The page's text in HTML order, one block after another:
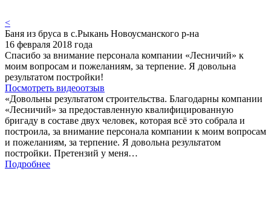
<
Баня из бруса в с.Рыкань Новоусманского р-на
16 февраля 2018 года
Спасибо за внимание персонала компании «Лесничий» к
моим вопросам и пожеланиям, за терпение. Я довольна
результатом постройки!
Посмотреть видеоотзыв
«Довольны результатом строительства. Благодарны компании
«Лесничий» за предоставленную квалифицированную
бригаду в составе двух человек, которая всё это собрала и
построила, за внимание персонала компании к моим вопросам
и пожеланиям, за терпение. Я довольна результатом
постройки. Претензий у меня…
Подробнее